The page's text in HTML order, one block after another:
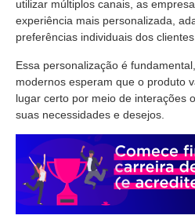
utilizar múltiplos canais, as
experiência mais personalizada,
preferências individuais dos clientes.
Essa personalização é
modernos esperam que o produto
lugar certo por meio de interações
suas necessidades e desejos.